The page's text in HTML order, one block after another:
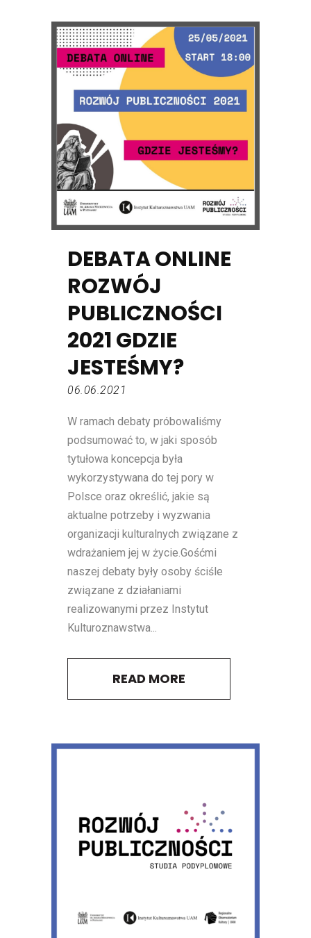
DEBATA ONLINE
ROZWÓJ
PUBLICZNOŚCI
2021 GDZIE
JESTEŚMY?
06.06.2021
W ramach debaty próbowaliśmy
podsumować to, w jaki sposób
tytułowa koncepcja była
wykorzystywana do tej pory w
Polsce oraz określić, jakie są
aktualne potrzeby i wyzwania
organizacji kulturalnych związane z
wdrażaniem jej w życie.Gośćmi
naszej debaty były osoby ściśle
związane z działaniami
realizowanymi przez Instytut
Kulturoznawstwa...
READ MORE